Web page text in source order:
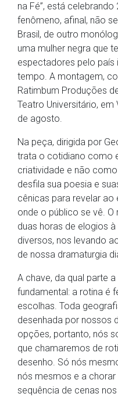
na Fé”, está
fenômeno, afinal, não
Brasil, de outro
uma mulher negra que
espectadores pelo país
tempo. A montagem,
Ratimbum Produções
Teatro Universitário,
de agosto.
Na peça, dirigida por
trata o cotidiano como
criatividade e não
desfila sua poesia e
cênicas para revelar
onde o público se vê.
duas horas de elogios
diversos, nos levando
de nossa dramaturgia
A chave, da qual parte
fundamental: a rotina é
escolhas. Toda
desenhada por nossos
opções, portanto, nós
que chamaremos de
desenho. Só nós
nós mesmos e a
sequência de cenas